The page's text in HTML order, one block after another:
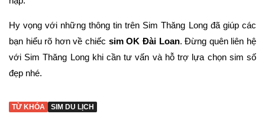
Hy vọng với những thông tin trên Sim Thăng Long đã giúp các
bạn hiểu rõ hơn về chiếc sim OK Đài Loan. Đừng quên liên hệ
với Sim Thăng Long khi cần tư vấn và hỗ trợ lựa chọn sim số
đẹp nhé.
TỪ KHÓA SIM DU LỊCH